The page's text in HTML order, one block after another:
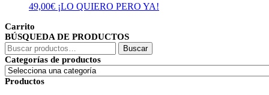
49,00€ ¡LO QUIERO PERO YA!
Carrito
BÚSQUEDA DE PRODUCTOS
Buscar
por:
Buscar
Categorías de productos
Productos